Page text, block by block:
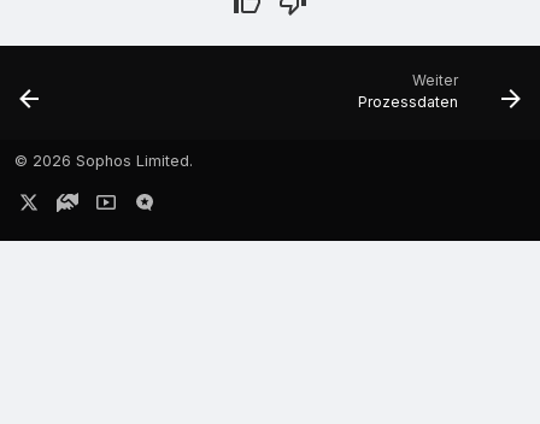
Weiter
Prozessdaten
© 2026 Sophos Limited.